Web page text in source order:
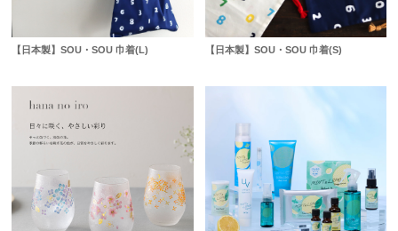
【日本製】SOU・SOU 巾着(L) 【日本製】SOU・SOU 巾着(S)